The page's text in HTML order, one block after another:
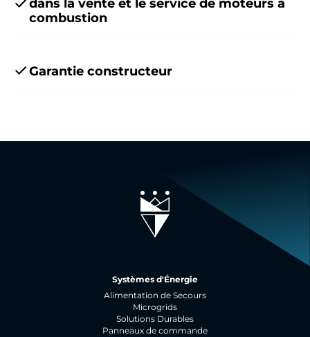
dans la vente et le service de moteurs à
combustion
Garantie constructeur
Systèmes d'Énergie
Alimentation de Secours
Microgrids
Solutions Durables
Panneaux de commande